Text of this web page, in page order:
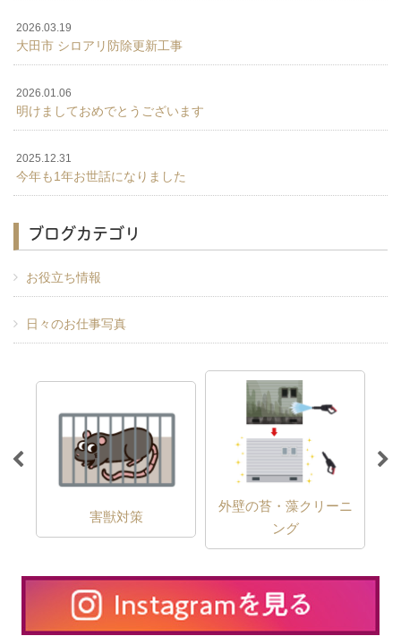
2026.03.19
大田市 シロアリ防除更新工事
2026.01.06
明けましておめでとうございます
2025.12.31
今年も1年お世話になりました
ブログカテゴリ
お役立ち情報
日々のお仕事写真
害獣対策
外壁の苔・藻クリーニ
ング